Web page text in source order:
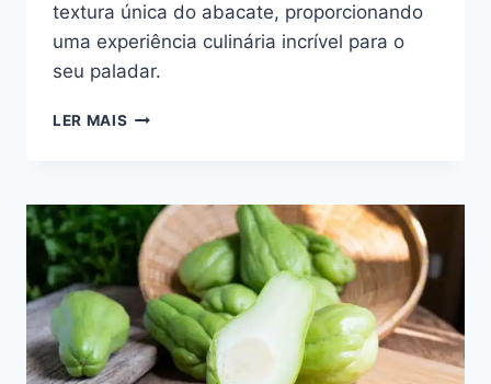
textura única do abacate, proporcionando
uma experiência culinária incrível para o
seu paladar.
LER MAIS SOBREMESA
RECEITAS
QUE
VÃO
TE
CONQUISTAR